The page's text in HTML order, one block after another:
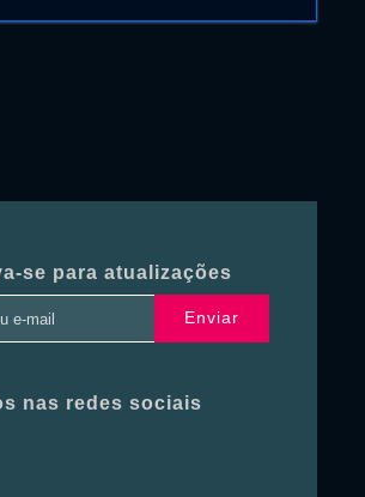
se para atualizações
Enviar
nas redes sociais